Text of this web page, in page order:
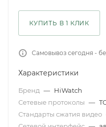
КУПИТЬ В 1 КЛИК
Самовывоз сегодня -
Характеристики
Бренд — HiWatch
Сетевые протоколы —
Стандарты сжатия видео